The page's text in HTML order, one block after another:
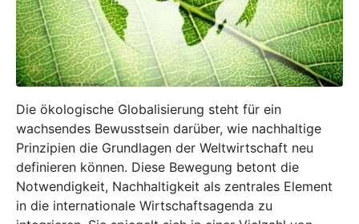
Die ökologische Globalisierung steht für ein
wachsendes Bewusstsein darüber, wie nachhaltige
Prinzipien die Grundlagen der Weltwirtschaft neu
definieren können. Diese Bewegung betont die
Notwendigkeit, Nachhaltigkeit als zentrales Element
in die internationale Wirtschaftsagenda zu